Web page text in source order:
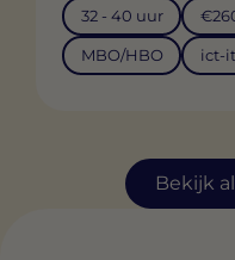
Bekijk
32 - 40 uur
MBO/HBO ict-it